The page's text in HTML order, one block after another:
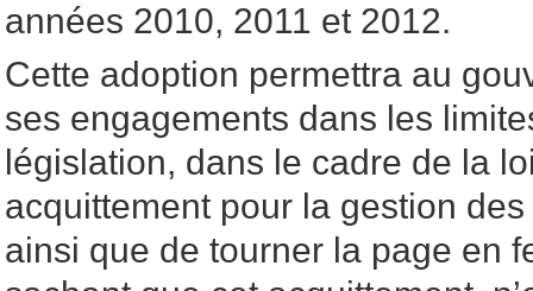
années 2010, 2011 et 2012.
Cette adoption permettra au
ses engagements dans les
législation, dans le cadre de la
acquittement pour la gestion
ainsi que de tourner la page en